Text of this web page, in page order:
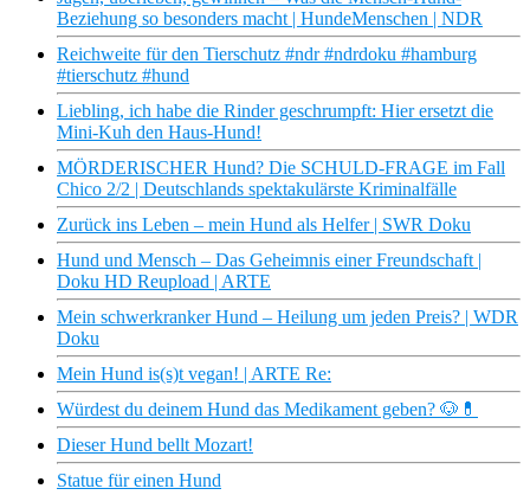
Beziehung so besonders macht | HundeMenschen | NDR
Reichweite für den Tierschutz #ndr #ndrdoku #hamburg
#tierschutz #hund
Liebling, ich habe die Rinder geschrumpft: Hier ersetzt die
Mini-Kuh den Haus-Hund!
MÖRDERISCHER Hund? Die SCHULD-FRAGE im Fall
Chico 2/2 | Deutschlands spektakulärste Kriminalfälle
Zurück ins Leben – mein Hund als Helfer | SWR Doku
Hund und Mensch – Das Geheimnis einer Freundschaft |
Doku HD Reupload | ARTE
Mein schwerkranker Hund – Heilung um jeden Preis? | WDR
Doku
Mein Hund is(s)t vegan! | ARTE Re:
Würdest du deinem Hund das Medikament geben? 🐶💊
Dieser Hund bellt Mozart!
Statue für einen Hund